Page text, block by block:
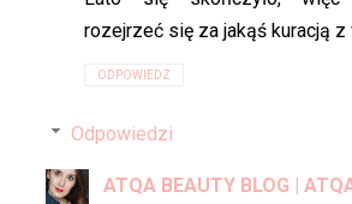
rozejrzeć się za jakąś kuracją z
ODPOWIEDZ
Odpowiedzi
ATQA BEAUTY BLOG |